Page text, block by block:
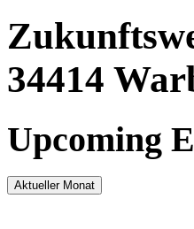
34414
Upcoming
Aktueller Monat